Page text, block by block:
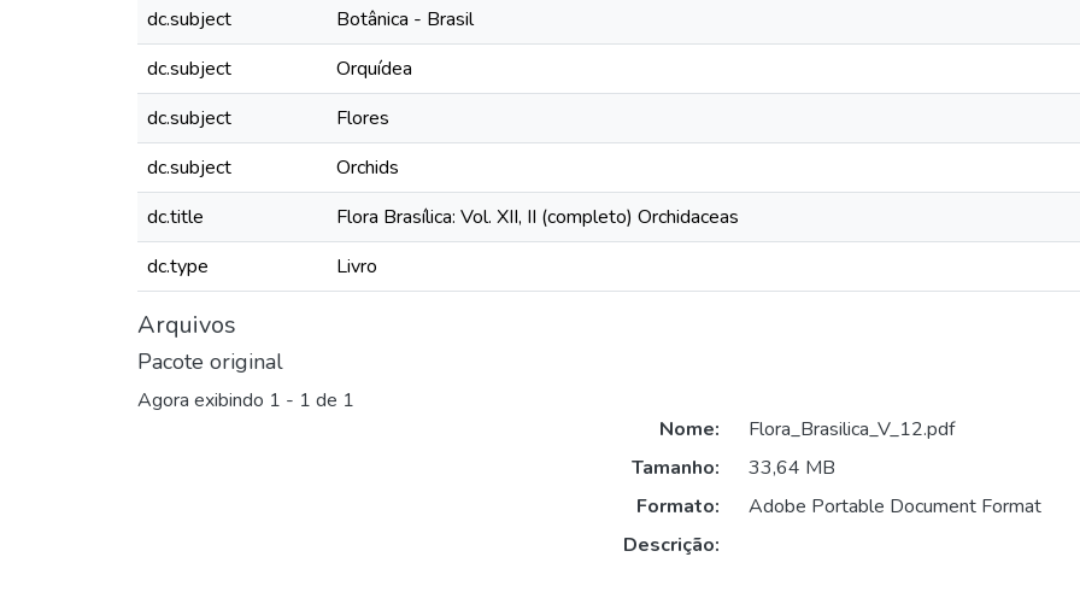
dc.subject
Botânica - Brasil
dc.subject
Orquídea
dc.subject
Flores
dc.subject
Orchids
dc.title
Flora Brasílica: Vol. XII, II (completo) Orchidaceas
dc.type
Livro
Arquivos
Pacote original
Agora exibindo 1 - 1 de 1
Nome:
Flora_Brasilica_V_12.pdf
Tamanho:
33,64 MB
Formato:
Adobe Portable Document Format
Descrição: